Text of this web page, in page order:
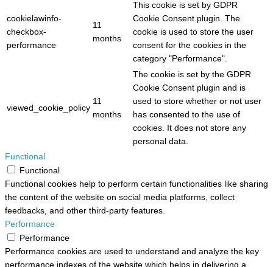
cookielawinfo-
checkbox-
performance
11
months
This cookie is set by GDPR
Cookie Consent plugin. The
cookie is used to store the user
consent for the cookies in the
category "Performance".
viewed_cookie_policy
11
months
The cookie is set by the GDPR
Cookie Consent plugin and is
used to store whether or not user
has consented to the use of
cookies. It does not store any
personal data.
Functional
Functional
Functional cookies help to perform certain functionalities like sharing
the content of the website on social media platforms, collect
feedbacks, and other third-party features.
Performance
Performance
Performance cookies are used to understand and analyze the key
performance indexes of the website which helps in delivering a